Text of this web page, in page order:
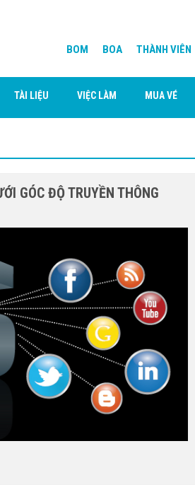
BOM BOA THÀNH VIÊN
TÀI LIỆU VIỆC LÀM MUA VÉ
GÓC ĐỘ TRUYỀN THÔNG